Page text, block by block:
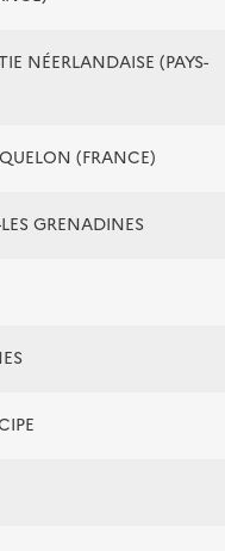
NÉERLANDAISE (PAYS-
(FRANCE)
GRENADINES